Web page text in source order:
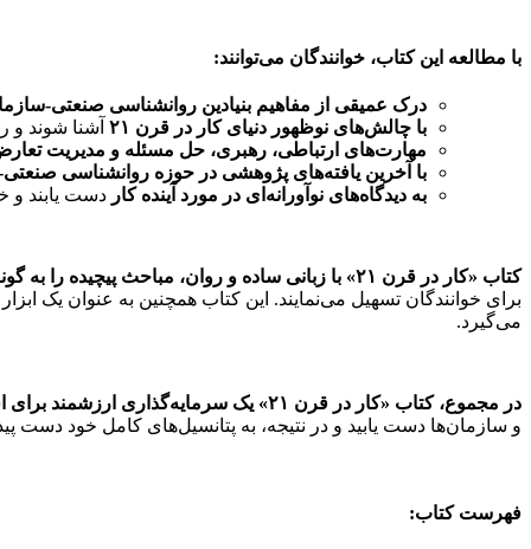
با مطالعه این کتاب، خوانندگان می‌توانند:
درک عمیقی از مفاهیم بنیادین روانشناسی صنعتی-
با چالش‌های نوظهور دنیای کار در قرن ۲۱
آشنا شوند و
مهارت‌های ارتباطی، رهبری، حل مسئله و مدیریت
با آخرین یافته‌های پژوهشی در حوزه روانشناسی
به دیدگاه‌های نوآورانه‌ای در مورد آینده کار دست یابند و
کتاب «کار در قرن ۲۱» با زبانی ساده و روان، مباحث پیچیده را به گونه‌ای جذاب و قابل فهم برای مخاطب عمومی ارائه می‌دهد.
برای خوانندگان تسهیل می‌نمایند. این کتاب همچنین به عنوان یک
می‌گیرد.
در مجموع، کتاب «کار در قرن ۲۱» یک سرمایه‌گذاری ارزشمند برای افرادی است که می‌خواهند در دنیای رقابتی امروز، موفق‌تر و موثرتر باشند.
و سازمان‌ها دست یابید و در نتیجه، به پتانسیل‌های کامل خود دست
فهرست کتاب: